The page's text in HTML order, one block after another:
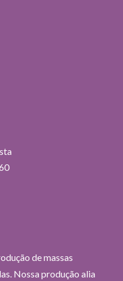
de massas
Nossa produção alia